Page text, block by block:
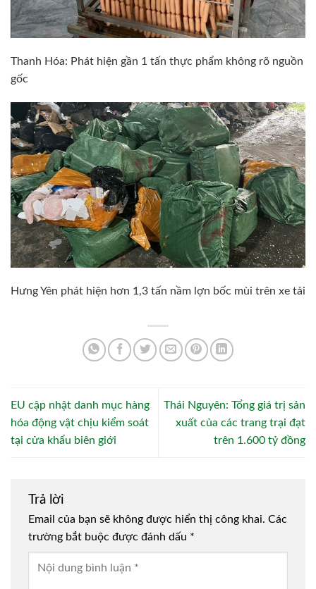
Thanh Hóa: Phát hiện gần 1 tấn thực phẩm không rõ nguồn
gốc
Hưng Yên phát hiện hơn 1,3 tấn nầm lợn bốc mùi trên xe tải
EU cập nhật danh mục hàng
hóa động vật chịu kiểm soát
tại cửa khẩu biên giới
Thái Nguyên: Tổng giá trị sản
xuất của các trang trại đạt
trên 1.600 tỷ đồng
Trả lời
Email của bạn sẽ không được hiển thị công khai. Các
trường bắt buộc được đánh dấu *